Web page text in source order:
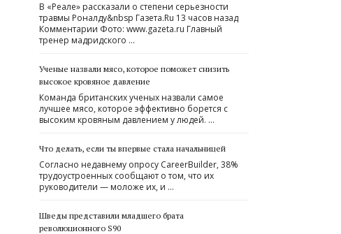
В «Реале» рассказали о степени серьезности
травмы Роналду&nbsp Газета.Ru 13 часов назад
Комментарии Фото: www.gazeta.ru Главный
тренер мадридского …
Ученые назвали мясо, которое поможет снизить
высокое кровяное давление
Команда британских ученых назвали самое
лучшее мясо, которое эффективно борется с
высоким кровяным давлением у людей. …
Что делать, если ты впервые стала начальницей
Согласно недавнему опросу CareerBuilder, 38%
трудоустроенных сообщают о том, что их
руководители — моложе их, и …
Шведы представили младшего брата
революционного S90